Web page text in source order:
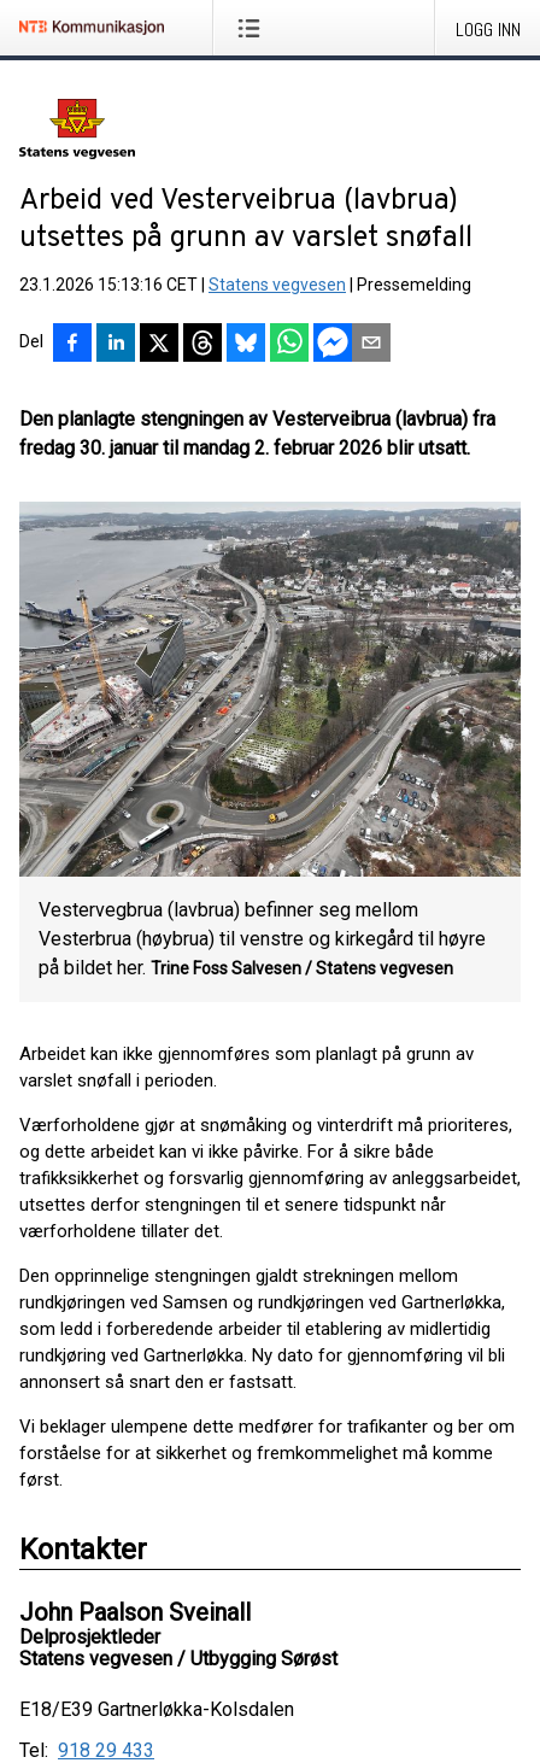
LOGG INN
Arbeid ved Vesterveibrua (lavbrua)
utsettes på grunn av varslet snøfall
23.1.2026 15:13:16 CET Statens vegvesen Pressemelding
Del
Den planlagte stengningen av Vesterveibrua (lavbrua) fra
fredag 30. januar til mandag 2. februar 2026 blir utsatt.
Vestervegbrua (lavbrua) befinner seg mellom
Vesterbrua (høybrua) til venstre og kirkegård til høyre
på bildet her. Trine Foss Salvesen / Statens vegvesen
Arbeidet kan ikke gjennomføres som planlagt på grunn av
varslet snøfall i perioden.
Værforholdene gjør at snømåking og vinterdrift må prioriteres,
og dette arbeidet kan vi ikke påvirke. For å sikre både
trafikksikkerhet og forsvarlig gjennomføring av anleggsarbeidet,
utsettes derfor stengningen til et senere tidspunkt når
værforholdene tillater det.
Den opprinnelige stengningen gjaldt strekningen mellom
rundkjøringen ved Samsen og rundkjøringen ved Gartnerløkka,
som ledd i forberedende arbeider til etablering av midlertidig
rundkjøring ved Gartnerløkka. Ny dato for gjennomføring vil bli
annonsert så snart den er fastsatt.
Vi beklager ulempene dette medfører for trafikanter og ber om
forståelse for at sikkerhet og fremkommelighet må komme
først.
Kontakter
John Paalson Sveinall
Delprosjektleder
Statens vegvesen / Utbygging Sørøst
E18/E39 Gartnerløkka-Kolsdalen
Tel: 918 29 433